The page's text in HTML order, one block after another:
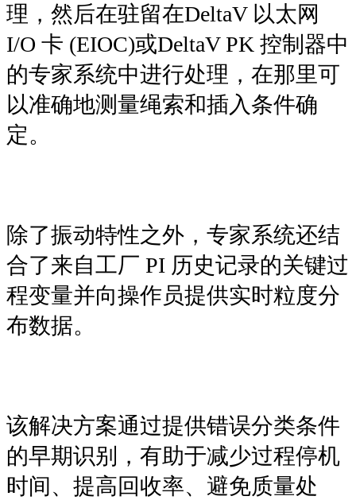
理，然后在驻留在DeltaV 以太网
I/O 卡 (EIOC)或DeltaV PK 控制器中
的专家系统中进行处理，在那里可
以准确地测量绳索和插入条件确
定。
除了振动特性之外，专家系统还结
合了来自工厂 PI 历史记录的关键过
程变量并向操作员提供实时粒度分
布数据。
该解决方案通过提供错误分类条件
的早期识别，有助于减少过程停机
时间、提高回收率、避免质量处